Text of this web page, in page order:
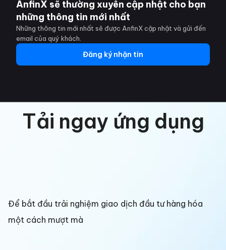
AnfinX sẽ thường xuyên cập nhật cho bạn
những thông tin mới nhất
Những thông tin mới nhất sẽ được AnfinX cập nhật và gửi đến
email của quý khách.
Đăng ký nhận tin
Tải ngay ứng dụng
Để bắt đầu trải nghiệm giao dịch đầu tư hàng hóa
một cách mượt mà